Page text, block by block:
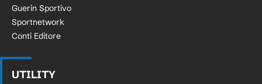
Guerin Sportivo
Sportnetwork
Conti Editore
UTILITY